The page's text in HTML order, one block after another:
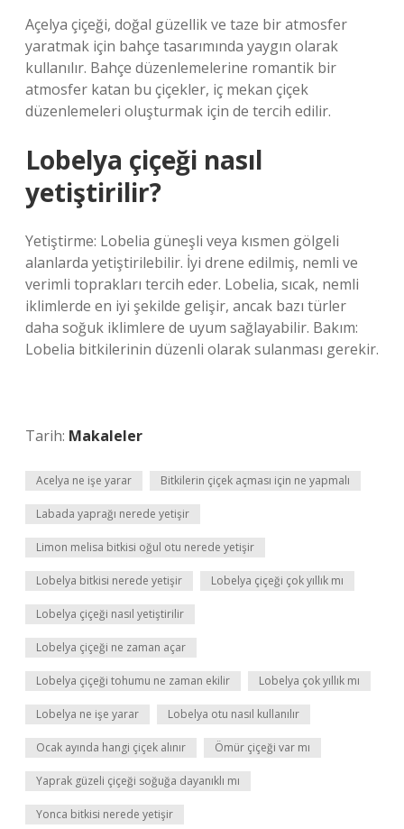
Açelya çiçeği, doğal güzellik ve taze bir atmosfer
yaratmak için bahçe tasarımında yaygın olarak
kullanılır. Bahçe düzenlemelerine romantik bir
atmosfer katan bu çiçekler, iç mekan çiçek
düzenlemeleri oluşturmak için de tercih edilir.
Lobelya çiçeği nasıl
yetiştirilir?
Yetiştirme: Lobelia güneşli veya kısmen gölgeli
alanlarda yetiştirilebilir. İyi drene edilmiş, nemli ve
verimli toprakları tercih eder. Lobelia, sıcak, nemli
iklimlerde en iyi şekilde gelişir, ancak bazı türler
daha soğuk iklimlere de uyum sağlayabilir. Bakım:
Lobelia bitkilerinin düzenli olarak sulanması gerekir.
Tarih: Makaleler
Acelya ne işe yarar Bitkilerin çiçek açması için ne yapmalı
Labada yaprağı nerede yetişir
Limon melisa bitkisi oğul otu nerede yetişir
Lobelya bitkisi nerede yetişir Lobelya çiçeği çok yıllık mı
Lobelya çiçeği nasıl yetiştirilir
Lobelya çiçeği ne zaman açar
Lobelya çiçeği tohumu ne zaman ekilir Lobelya çok yıllık mı
Lobelya ne işe yarar Lobelya otu nasıl kullanılır
Ocak ayında hangi çiçek alınır Ömür çiçeği var mı
Yaprak güzeli çiçeği soğuğa dayanıklı mı
Yonca bitkisi nerede yetişir